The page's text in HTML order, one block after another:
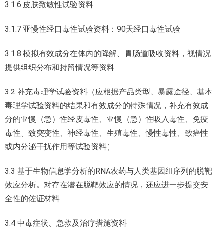
3.1.6 皮肤致敏性试验资料
3.1.7 亚慢性经口毒性试验资料：90天经口毒性试验
3.1.8 模拟有效成分在体内的降解、胃肠道吸收资料，视情况
提供组织分布和持留情况等资料
3.2 补充毒理学试验资料（应根据产品类型、暴露途径、基本
毒理学试验资料的结果和有效成分的特殊情况，补充有效成
分的亚慢（急）性经皮毒性、亚慢（急）性吸入毒性、免疫
毒性、致突变性、神经毒性、生殖毒性、慢性毒性、致癌性
或内分泌干扰作用等试验资料）
3.3 基于生物信息学分析的RNA农药与人类基因组序列的脱靶
效应分析。对存在潜在脱靶效应的情况，还应进一步提交安
全性的佐证材料
3.4 中毒症状、急救及治疗措施资料